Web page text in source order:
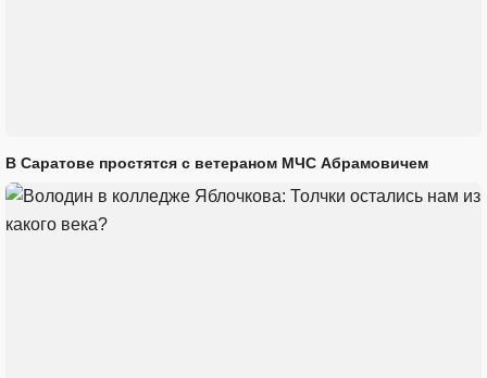
В Саратове простятся с ветераном МЧС Абрамовичем